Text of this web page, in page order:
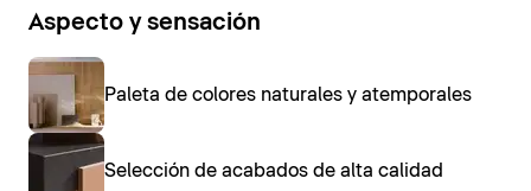
Aspecto y sensación
Paleta de colores naturales y atemporales
Selección de acabados de alta calidad